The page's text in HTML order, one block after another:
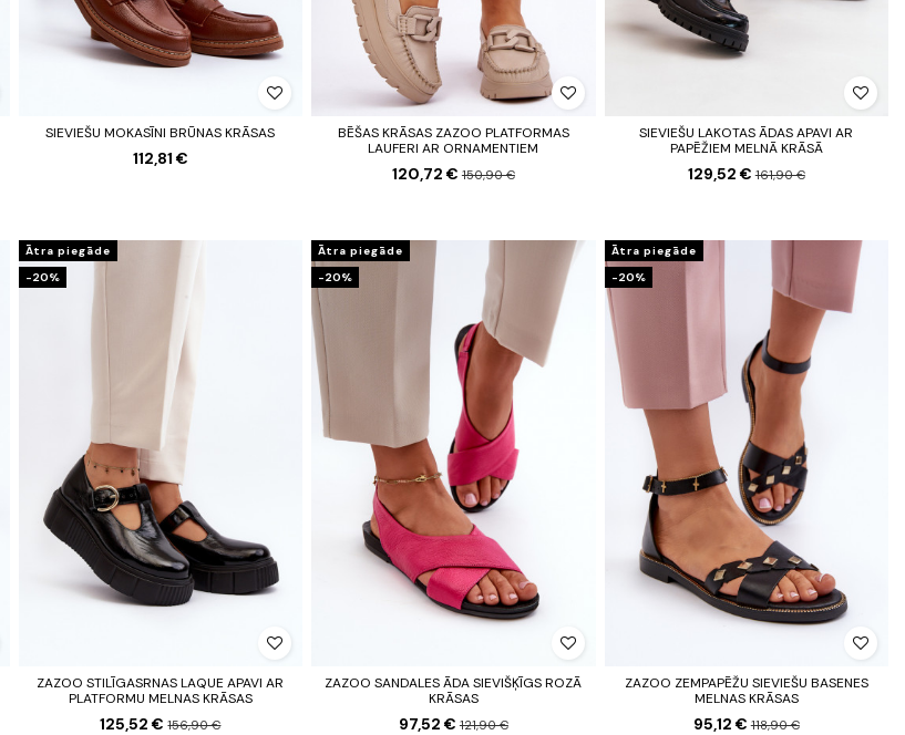
SIEVIEŠU MOKASĪNI BRŪNAS KRĀSAS
112,81 €
BĒŠAS KRĀSAS ZAZOO PLATFORMAS
LAUFERI AR ORNAMENTIEM
120,72 €150,90 €
SIEVIEŠU LAKOTAS ĀDAS APAVI AR
PAPĒŽIEM MELNĀ KRĀSĀ
129,52 €161,90 €
Ātra piegāde
-20%
ZAZOO STILĪGASRNAS LAQUE APAVI AR
PLATFORMU MELNAS KRĀSAS
125,52 €156,90 €
Ātra piegāde
-20%
ZAZOO SANDALES ĀDA SIEVIŠĶĪGS ROZĀ
KRĀSAS
97,52 €121,90 €
Ātra piegāde
-20%
ZAZOO ZEMPAPĒŽU SIEVIEŠU BASENES
MELNAS KRĀSAS
95,12 €118,90 €